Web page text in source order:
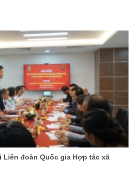
Liên đoàn Quốc gia Hợp tác xã